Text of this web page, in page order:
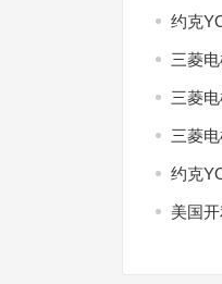
约克
三菱
三菱
三菱
约克
美国